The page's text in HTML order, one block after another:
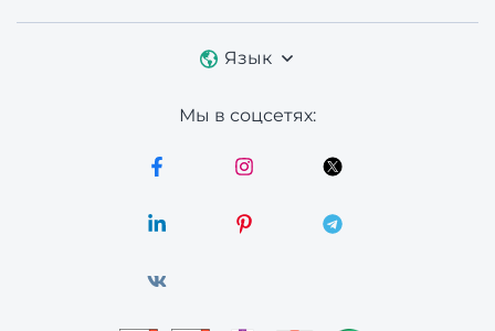
Язык
Мы в соцсетях: